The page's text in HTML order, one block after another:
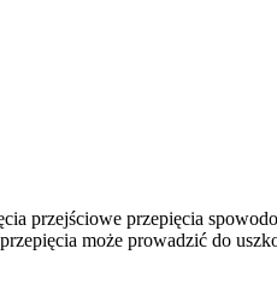
przejściowe przepięcia
może prowadzić do